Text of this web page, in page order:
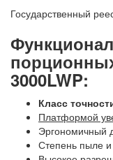
Государственный
3000LWP:
Класс
Платформой
Эргономичный
Степень пыле